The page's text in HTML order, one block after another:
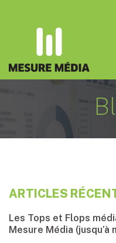
ARTICLES
Les Tops et Flops
Mesure Média